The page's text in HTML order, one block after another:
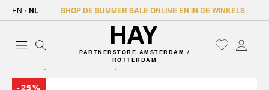
EN / NL SHOP DE SUMMER SALE ONLINE EN IN DE WINKELS
PARTNERSTORE AMSTERDAM /
ROTTERDAM
Home Accessoires
Textiel
-25%